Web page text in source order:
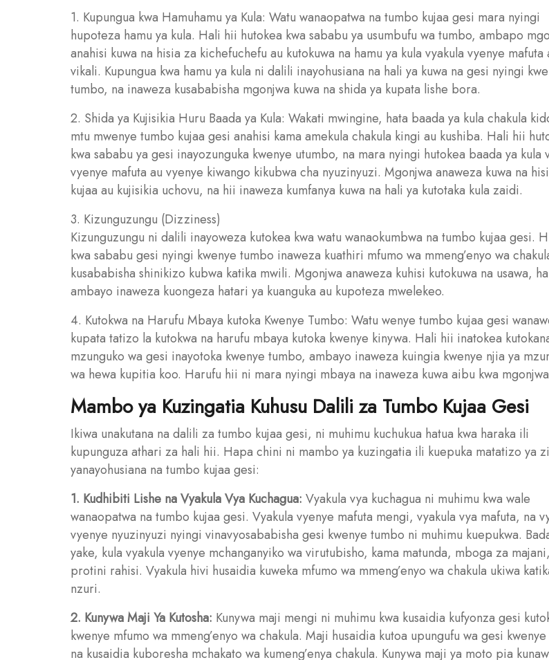
1. Kupungua kwa Hamuhamu ya Kula: Watu wanaopatwa na tumbo kujaa gesi mara nyingi
hupoteza hamu ya kula. Hali hii hutokea kwa sababu ya usumbufu wa tumbo, ambapo
anahisi kuwa na hisia za kichefuchefu au kutokuwa na hamu ya kula vyakula vyenye mafuta
vikali. Kupungua kwa hamu ya kula ni dalili inayohusiana na hali ya kuwa na gesi nyingi
tumbo, na inaweza kusababisha mgonjwa kuwa na shida ya kupata lishe bora.
2. Shida ya Kujisikia Huru Baada ya Kula: Wakati mwingine, hata baada ya kula chakula
mtu mwenye tumbo kujaa gesi anahisi kama amekula chakula kingi au kushiba. Hali hii
kwa sababu ya gesi inayozunguka kwenye utumbo, na mara nyingi hutokea baada ya kula
vyenye mafuta au vyenye kiwango kikubwa cha nyuzinyuzi. Mgonjwa anaweza kuwa na
kujaa au kujisikia uchovu, na hii inaweza kumfanya kuwa na hali ya kutotaka kula zaidi.
3. Kizunguzungu (Dizziness)
Kizunguzungu ni dalili inayoweza kutokea kwa watu wanaokumbwa na tumbo kujaa gesi.
kwa sababu gesi nyingi kwenye tumbo inaweza kuathiri mfumo wa mmeng’enyo wa
kusababisha shinikizo kubwa katika mwili. Mgonjwa anaweza kuhisi kutokuwa na usawa,
ambayo inaweza kuongeza hatari ya kuanguka au kupoteza mwelekeo.
4. Kutokwa na Harufu Mbaya kutoka Kwenye Tumbo: Watu wenye tumbo kujaa gesi
kupata tatizo la kutokwa na harufu mbaya kutoka kwenye kinywa. Hali hii inatokea
mzunguko wa gesi inayotoka kwenye tumbo, ambayo inaweza kuingia kwenye njia ya
wa hewa kupitia koo. Harufu hii ni mara nyingi mbaya na inaweza kuwa aibu kwa
Mambo ya Kuzingatia Kuhusu Dalili za Tumbo Kujaa Gesi
Ikiwa unakutana na dalili za tumbo kujaa gesi, ni muhimu kuchukua hatua kwa haraka ili
kupunguza athari za hali hii. Hapa chini ni mambo ya kuzingatia ili kuepuka matatizo ya
yanayohusiana na tumbo kujaa gesi:
1. Kudhibiti Lishe na Vyakula Vya Kuchagua: Vyakula vya kuchagua ni muhimu kwa wale
wanaopatwa na tumbo kujaa gesi. Vyakula vyenye mafuta mengi, vyakula vya mafuta, na
vyenye nyuzinyuzi nyingi vinavyosababisha gesi kwenye tumbo ni muhimu kuepukwa.
yake, kula vyakula vyenye mchanganyiko wa virutubisho, kama matunda, mboga za
protini rahisi. Vyakula hivi husaidia kuweka mfumo wa mmeng’enyo wa chakula ukiwa
nzuri.
2. Kunywa Maji Ya Kutosha: Kunywa maji mengi ni muhimu kwa kusaidia kufyonza gesi
kwenye mfumo wa mmeng’enyo wa chakula. Maji husaidia kutoa upungufu wa gesi
na kusaidia kuboresha mchakato wa kumeng’enya chakula. Kunywa maji ya moto pia